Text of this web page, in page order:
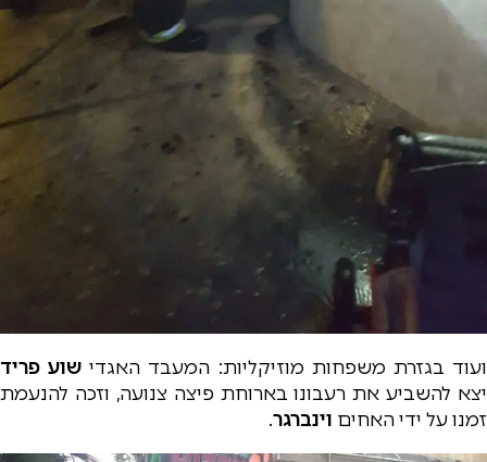
ועוד בגזרת משפחות מוזיקליות: המעבד האגדי שוע פריד
יצא להשביע את רעבונו בארוחת פיצה צנועה, וזכה להנעמת
זמנו על ידי האחים וינברגר.